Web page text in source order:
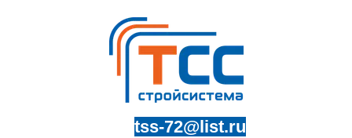
tss-72@list.ru